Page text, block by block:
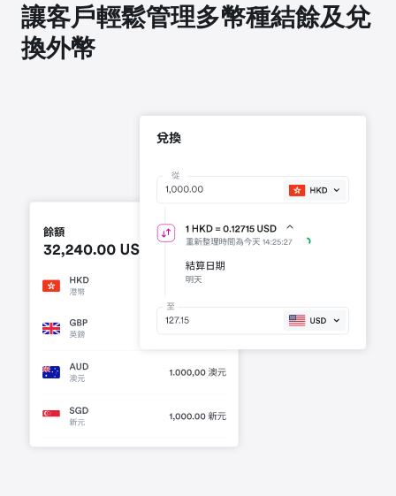
讓客戶輕鬆管理多幣種結餘及兌
換外幣